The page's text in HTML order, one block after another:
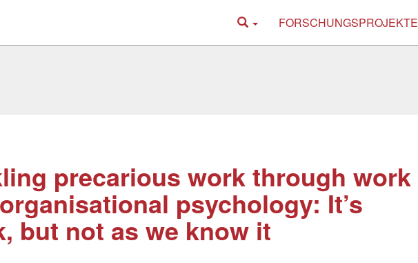
FORSCHUNGSPROJEKTE
precarious work through work
psychology: It’s
but not as we know it